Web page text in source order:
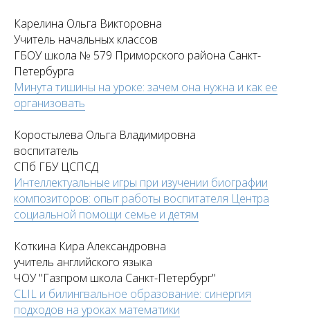
Карелина Ольга Викторовна
Учитель начальных классов
ГБОУ школа № 579 Приморского района Санкт-
Петербурга
Минута тишины на уроке: зачем она нужна и как ее
организовать
Коростылева Ольга Владимировна
воспитатель
СПб ГБУ ЦСПСД
Интеллектуальные игры при изучении биографии
композиторов: опыт работы воспитателя Центра
социальной помощи семье и детям
Коткина Кира Александровна
учитель английского языка
ЧОУ "Газпром школа Санкт-Петербург"
CLIL и билингвальное образование: синергия
подходов на уроках математики